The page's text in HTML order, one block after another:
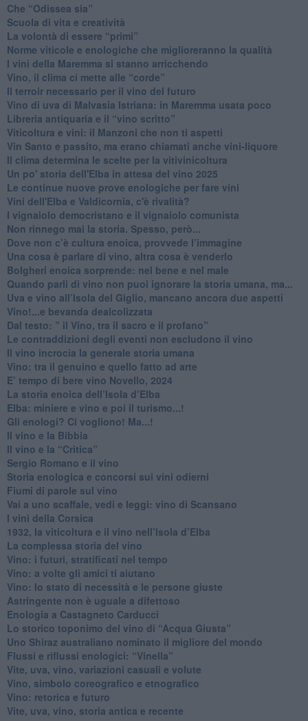
​Che “Odissea sia”
Scuola di vita e creatività
​La volontà di essere “primi”
Norme viticole e enologiche che miglioreranno la qualità
​I vini della Maremma si stanno arricchendo
Vino, il clima ci mette alle “corde”
Il terroir necessario per il vino del futuro
​Vino di uva di Malvasia Istriana: in Maremma usata poco
​Libreria antiquaria e il “vino scritto”
​Viticoltura e vini: il Manzoni che non ti aspetti
​Vin Santo e passito, ma erano chiamati anche vini-liquore
Il clima determina le scelte per la vitivinicoltura
Un po' storia dell'Elba in attesa del vino 2025
Le continue nuove prove enologiche per fare vini
Vini dell'Elba e Valdicornia, c'è rivalità?
​I vignaiolo democristano e il vignaiolo comunista
​Non rinnego mai la storia. Spesso, però...
​Dove non c’è cultura enoica, provvede l’immagine
​Una cosa è parlare di vino, altra cosa è venderlo
Bolgheri enoica sorprende: nel bene e nel male
​Quando parli di vino non puoi ignorare la storia umana, ma...
Uva e vino all’Isola del Giglio, mancano ancora due aspetti
​Vino!...e bevanda dealcolizzata
​Dal testo: ” il Vino, tra il sacro e il profano”
Le contraddizioni degli eventi non escludono il vino
​Il vino incrocia la generale storia umana
Vino: tra il genuino e quello fatto ad arte
E’ tempo di bere vino Novello, 2024
La storia enoica dell’Isola d’Elba
Elba: miniere e vino e poi il turismo...!
​Gli enologi? Ci vogliono! Ma...!
​Il vino e la Bibbia
​Il vino e la “Critica”
Sergio Romano e il vino
​Storia enologica e concorsi sui vini odierni
Fiumi di parole sul vino
​Vai a uno scaffale, vedi e leggi: vino di Scansano
​I vini della Corsica
​1932, la viticoltura e il vino nell’Isola d’Elba
​La complessa storia del vino
​Vino: i futuri, stratificati nel tempo
Vino: a volte gli amici ti aiutano
Vino: lo stato di necessità e le persone giuste
​Astringente non è uguale a difettoso
Enologia a Castagneto Carducci
Lo storico toponimo del vino di “Acqua Giusta”
Uno Shiraz australiano nominato il migliore del mondo
​Flussi e riflussi enologici: “Vinella”
Vite, uva, vino, variazioni casuali e volute
Vino, simbolo coreografico e etnografico
​Vino: retorica e futuro
​Vite, uva, vino, storia antica e recente